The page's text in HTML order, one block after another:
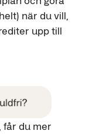
när du vill,
upp till
får du mer